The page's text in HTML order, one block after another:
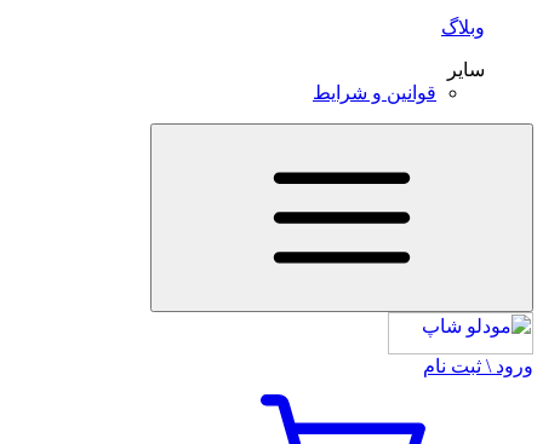
وبلاگ
سایر
قوانین و شرایط
ورود \ ثبت نام